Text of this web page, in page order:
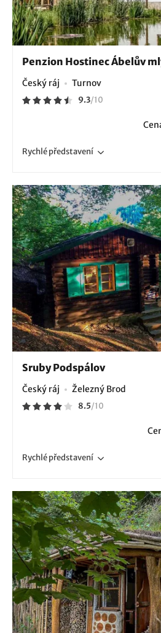
Penzion Hostinec Ábelův
Český ráj Turnov
9.3/10
Rychlépředstavení
Sruby Podspálov
Český ráj Železný Brod
8.5/10
Rychlépředstavení